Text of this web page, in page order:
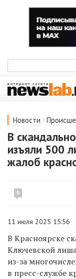
Новости /
В
изъяли 500
жалоб
5
11 июля 2025 15:56
В Красноярске
Ключевской
из-за
в пресс-службе